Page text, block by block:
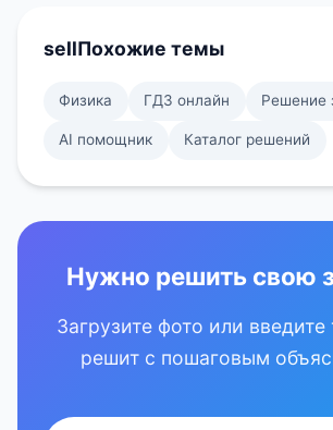
sellПохожие темы
Физика ГДЗ онлайн Решение
AI помощник Каталог решений
Нужно решить свою
Загрузите фото или
решит с пошаговым